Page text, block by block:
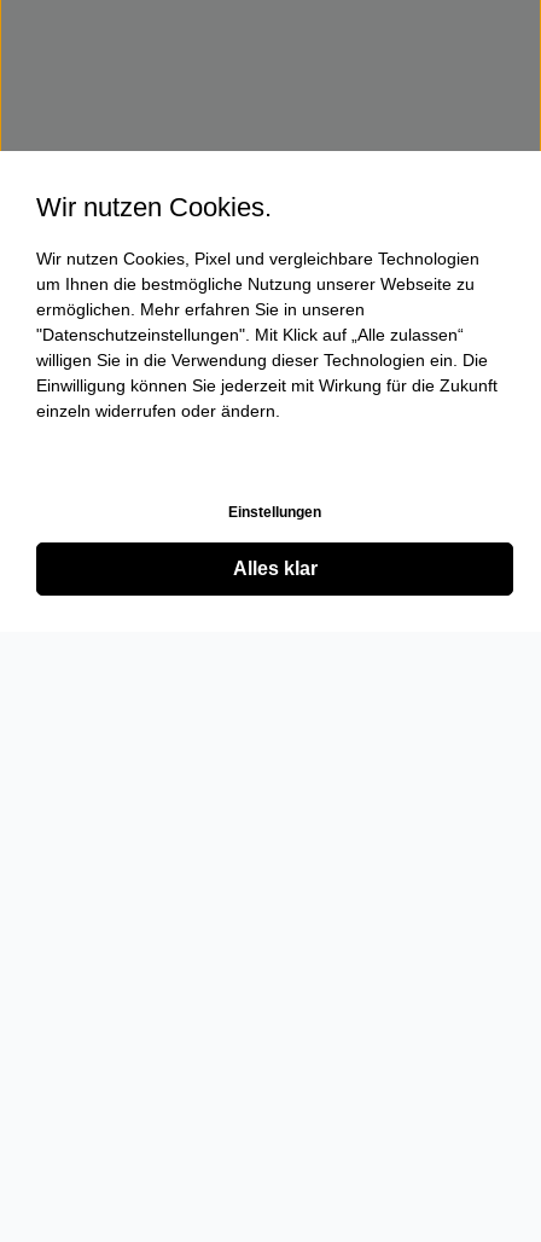
Wir nutzen Cookies.
Wir nutzen Cookies, Pixel und vergleichbare Technologien
um Ihnen die bestmögliche Nutzung unserer Webseite zu
ermöglichen. Mehr erfahren Sie in unseren
"Datenschutzeinstellungen". Mit Klick auf „Alle zulassen“
willigen Sie in die Verwendung dieser Technologien ein. Die
Einwilligung können Sie jederzeit mit Wirkung für die Zukunft
einzeln widerrufen oder ändern.
Einstellungen
Alles klar